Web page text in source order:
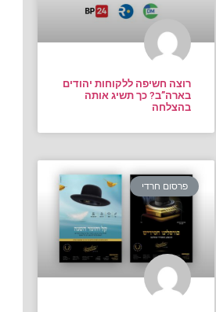
רוצה חשיפה ללקוחות יהודים
בארה”ב? כך תשיג אותה
בהצלחה
פרסום חרדי